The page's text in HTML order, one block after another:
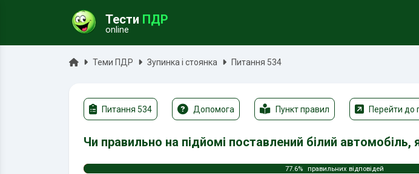
Тести ПДР
online
ГоловнаТеми ПДР Зупинка і стоянка Питання 534
Питання 534 Допомога Пункт правил Перейти до
Чи правильно на підйомі поставлений білий автомобіль,
77.6% правильних відповідей